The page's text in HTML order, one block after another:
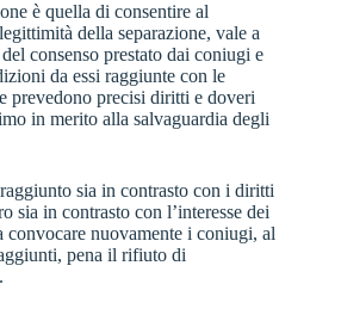
è quella di consentire al
della separazione, vale a
consenso prestato dai coniugi e
da essi raggiunte con le
prevedono precisi diritti e doveri
in merito alla salvaguardia degli
sia in contrasto con i diritti
sia in contrasto con l’interesse dei
nuovamente i coniugi, al
pena il rifiuto di